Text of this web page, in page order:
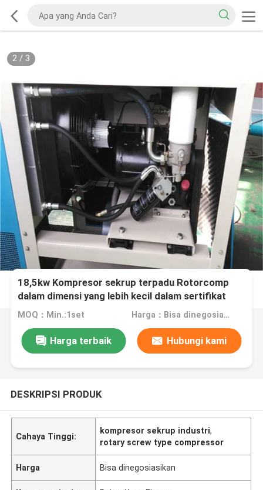
2/ 3
18,5kw Kompresor sekrup terpadu Rotorcomp
dalam dimensi yang lebih kecil dalam sertifikat
TUV, 5 tahun garansi
MOQ：Min.:1set Harga：Bisa dinegosiasikan
Harga terbaik Hubungi kami
DESKRIPSI PRODUK
Cahaya Tinggi:
kompresor sekrup industri,
rotary screw type compressor
Harga Bisa dinegosiasikan